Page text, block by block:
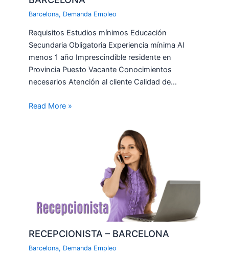
Barcelona, Demanda Empleo
Requisitos Estudios mínimos Educación
Secundaria Obligatoria Experiencia mínima Al
menos 1 año Imprescindible residente en
Provincia Puesto Vacante Conocimientos
necesarios Atención al cliente Calidad de…
Read More »
RECEPCIONISTA – BARCELONA
Barcelona, Demanda Empleo